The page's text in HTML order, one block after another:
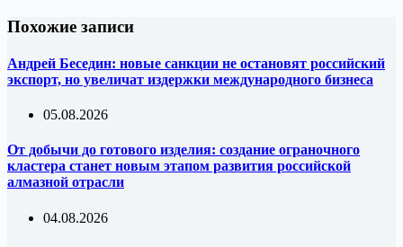
Похожие записи
Андрей Беседин: новые санкции не остановят российский
экспорт, но увеличат издержки международного бизнеса
05.08.2026
От добычи до готового изделия: создание ограночного
кластера станет новым этапом развития российской
алмазной отрасли
04.08.2026